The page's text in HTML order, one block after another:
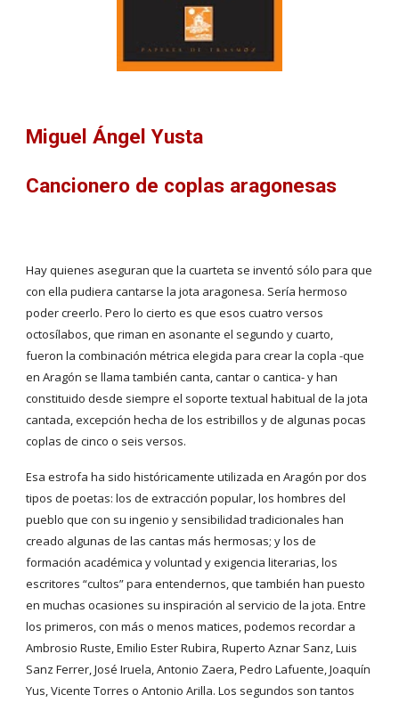
Miguel Ángel Yusta
Cancionero de coplas aragonesas
Hay quienes aseguran que la cuarteta se inventó sólo para que
con ella pudiera cantarse la jota aragonesa. Sería hermoso
poder creerlo. Pero lo cierto es que esos cuatro versos
octosílabos, que riman en asonante el segundo y cuarto,
fueron la combinación métrica elegida para crear la copla -que
en Aragón se llama también canta, cantar o cantica- y han
constituido desde siempre el soporte textual habitual de la jota
cantada, excepción hecha de los estribillos y de algunas pocas
coplas de cinco o seis versos.
Esa estrofa ha sido históricamente utilizada en Aragón por dos
tipos de poetas: los de extracción popular, los hombres del
pueblo que con su ingenio y sensibilidad tradicionales han
creado algunas de las cantas más hermosas; y los de
formación académica y voluntad y exigencia literarias, los
escritores “cultos” para entendernos, que también han puesto
en muchas ocasiones su inspiración al servicio de la jota. Entre
los primeros, con más o menos matices, podemos recordar a
Ambrosio Ruste, Emilio Ester Rubira, Ruperto Aznar Sanz, Luis
Sanz Ferrer, José Iruela, Antonio Zaera, Pedro Lafuente, Joaquín
Yus, Vicente Torres o Antonio Arilla. Los segundos son tantos